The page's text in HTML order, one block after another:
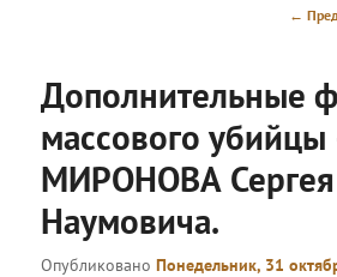
←
Дополнительные
массового убийцы
МИРОНОВА Сергея
Наумовича.
ОпубликованоПонедельник, 31